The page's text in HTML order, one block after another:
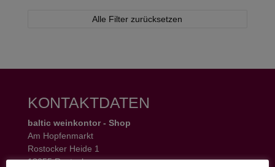
Alle Filter zurücksetzen
KONTAKTDATEN
baltic weinkontor - Shop
Am Hopfenmarkt
Rostocker Heide 1
18055 Rostock